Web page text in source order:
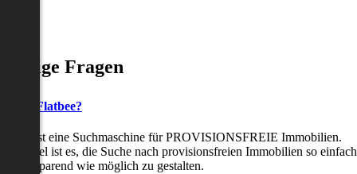
Fragen
ist Flatbee?
ist eine Suchmaschine für PROVISIONSFREIE Immobilien.
Ziel ist es, die Suche nach provisionsfreien Immobilien so einfach
zeitsparend wie möglich zu gestalten.